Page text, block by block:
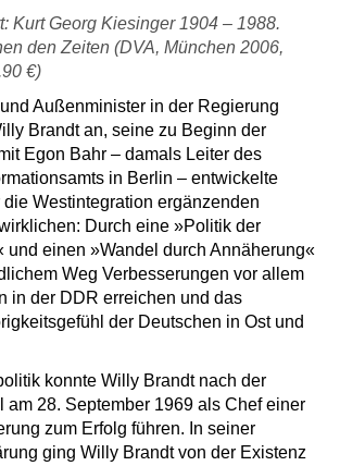
Kurt Georg Kiesinger 1904 – 1988.
den Zeiten (DVA, München 2006,
€)
Außenminister in der Regierung
Brandt an, seine zu Beginn der
Egon Bahr – damals Leiter des
in Berlin – entwickelte
Westintegration ergänzenden
Durch eine »Politik der
und einen »Wandel durch Annäherung«
Weg Verbesserungen vor allem
in der DDR erreichen und das
der Deutschen in Ost und
konnte Willy Brandt nach der
am 28. September 1969 als Chef einer
zum Erfolg führen. In seiner
ging Willy Brandt von der Existenz